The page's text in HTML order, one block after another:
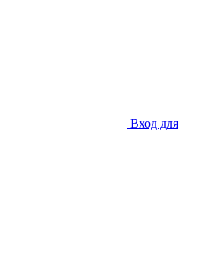
Вход для